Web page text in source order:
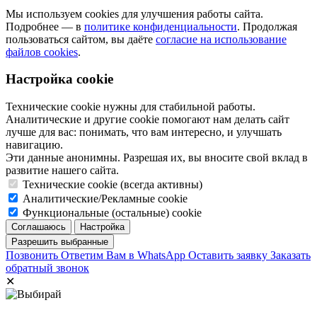
Мы используем cookies для улучшения работы сайта.
Подробнее — в политике конфиденциальности. Продолжая
пользоваться сайтом, вы даёте согласие на использование
файлов cookies.
Настройка cookie
Технические cookie нужны для стабильной работы.
Аналитические и другие cookie помогают нам делать сайт
лучше для вас: понимать, что вам интересно, и улучшать
навигацию.
Эти данные анонимны. Разрешая их, вы вносите свой вклад в
развитие нашего сайта.
Технические cookie (всегда активны)
Аналитические/Рекламные cookie
Функциональные (остальные) cookie
Позвонить Ответим Вам в WhatsApp Оставить заявку Заказать
обратный звонок
✕